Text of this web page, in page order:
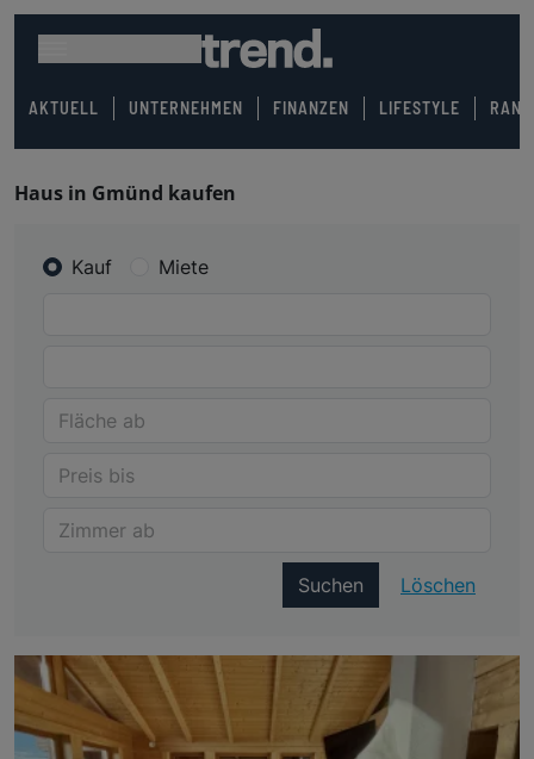
AKTUELL UNTERNEHMEN FINANZEN LIFESTYLE
Haus in Gmünd kaufen
Kauf Miete
Suchen Löschen